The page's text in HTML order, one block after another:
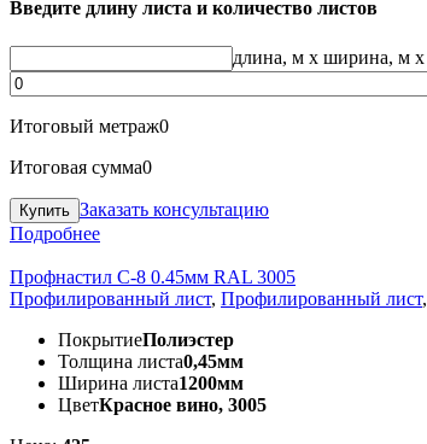
Введите длину листа и количество листов
длина, м x ширина, м x
Итоговый метраж0
Итоговая сумма0
Заказать консультацию
Подробнее
Профнастил С-8 0.45мм RAL 3005
Профилированный лист, Профилированный лист,
ПокрытиеПолиэстер
Толщина листа0,45мм
Ширина листа1200мм
ЦветКрасное вино, 3005